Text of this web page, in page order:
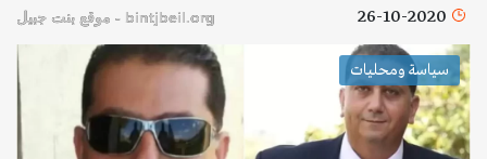
26-10-2020 bintjbeil.org - موقع بنت جبيل
سياسة ومحليات